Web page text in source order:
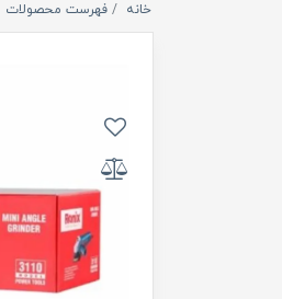
خانه فهرست محصولات